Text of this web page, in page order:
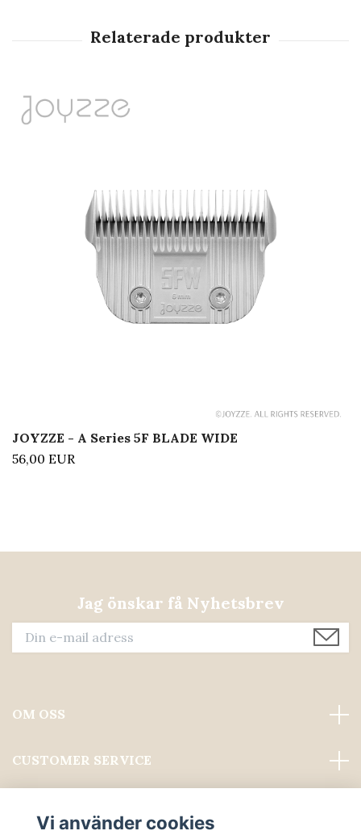
JOYZZE - A Series 5F BLADE WIDE
56,00 EUR
Jag önskar få Nyhetsbrev
OM OSS
CUSTOMER SERVICE
Vi använder cookies